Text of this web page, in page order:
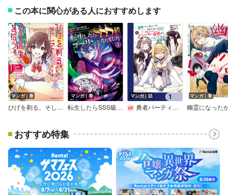
この本に関心がある人におすすめします
マンガ｜巻
ひげを剃る。そして女子高生を拾う。 Each Stories
マンガ｜巻
転生したらSSS級ゴブリンになりました
マンガ｜話
勇者パーティーをクビになったので故郷に帰ったら、メンバー全員がついてきたんだが【分冊版】
マンガ｜巻
おすすめ特集